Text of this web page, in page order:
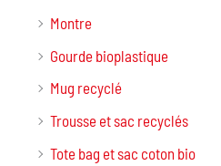
Montre
Gourde bioplastique
Mug recyclé
Trousse et sac recyclés
Tote bag et sac coton bio